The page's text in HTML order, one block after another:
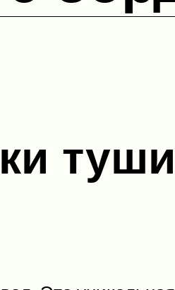
туши